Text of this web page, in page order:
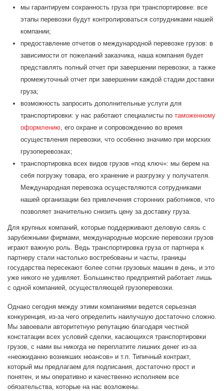
мы гарантируем сохранность груза при транспортировке: все
этапы перевозки будут контролироваться сотрудниками нашей
компании;
предоставление отчетов о международной перевозке грузов: в
зависимости от пожеланий заказчика, наша компания будет
представлять полный отчет при завершении перевозки, а также
промежуточный отчет при завершении каждой стадии доставки
груза;
возможность запросить дополнительные услуги для
транспортировки: у нас работают специалисты по таможенному
оформлению, его охране и сопровождению во время
осуществления перевозки, что особенно значимо при морских
грузоперевозках;
транспортировка всех видов грузов «под ключ»: мы берем на
себя погрузку товара, его хранение и разгрузку у получателя.
Международная перевозка осуществляются сотрудниками
нашей организации без привлечения сторонних работников, что
позволяет значительно снизить цену за доставку груза.
Для крупных компаний, которые поддерживают деловую связь с
зарубежными фирмами, международные морские перевозки грузов
играют важную роль. Ведь транспортировка груза от партнера к
партнеру стали настолько востребованы и часты, границы
государства пересекают более сотни грузовых машин в день, и это
уже никого не удивляет. Большинство предприятий работает лишь
с одной компанией, осуществляющей грузоперевозки.
Однако сегодня между этими компаниями ведется серьезная
конкуренция, из-за чего определить наилучшую достаточно сложно.
Мы завоевали авторитетную репутацию благодаря честной
констатации всех условий сделки, касающихся транспортировки
грузов, с нами вы никогда не переплатите лишних денег из-за
«неожиданно возникших нюансов» и т.п. Типичный контракт,
который мы предлагаем для подписания, достаточно прост и
понятен, и мы оперативно и качественно исполняем все
обязательства, которые на нас возложены.